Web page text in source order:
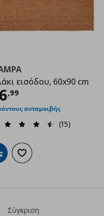
εισόδου, 60x90 cm
,99 τιμή
ανταμοιβής
(15)
στο καλάθι
Προσθήκη στα αγαπημένα
Σύγκριση